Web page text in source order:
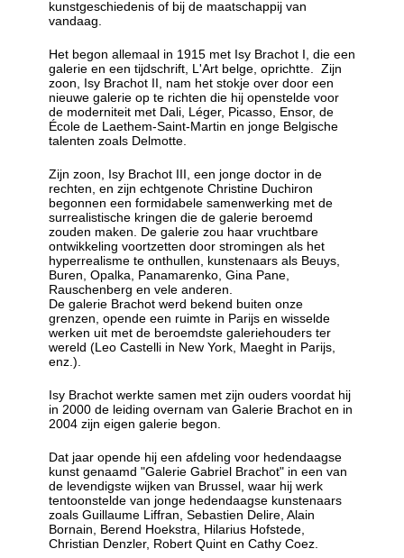
kunstgeschiedenis of bij de maatschappij van
vandaag.
Het begon allemaal in 1915 met Isy Brachot I, die een
galerie en een tijdschrift, L'Art belge, oprichtte. Zijn
zoon, Isy Brachot II, nam het stokje over door een
nieuwe galerie op te richten die hij openstelde voor
de moderniteit met Dali, Léger, Picasso, Ensor, de
École de Laethem-Saint-Martin en jonge Belgische
talenten zoals Delmotte.
Zijn zoon, Isy Brachot III, een jonge doctor in de
rechten, en zijn echtgenote Christine Duchiron
begonnen een formidabele samenwerking met de
surrealistische kringen die de galerie beroemd
zouden maken. De galerie zou haar vruchtbare
ontwikkeling voortzetten door stromingen als het
hyperrealisme te onthullen, kunstenaars als Beuys,
Buren, Opalka, Panamarenko, Gina Pane,
Rauschenberg en vele anderen.
De galerie Brachot werd bekend buiten onze
grenzen, opende een ruimte in Parijs en wisselde
werken uit met de beroemdste galeriehouders ter
wereld (Leo Castelli in New York, Maeght in Parijs,
enz.).
Isy Brachot werkte samen met zijn ouders voordat hij
in 2000 de leiding overnam van Galerie Brachot en in
2004 zijn eigen galerie begon.
Dat jaar opende hij een afdeling voor hedendaagse
kunst genaamd "Galerie Gabriel Brachot" in een van
de levendigste wijken van Brussel, waar hij werk
tentoonstelde van jonge hedendaagse kunstenaars
zoals Guillaume Liffran, Sebastien Delire, Alain
Bornain, Berend Hoekstra, Hilarius Hofstede,
Christian Denzler, Robert Quint en Cathy Coez.